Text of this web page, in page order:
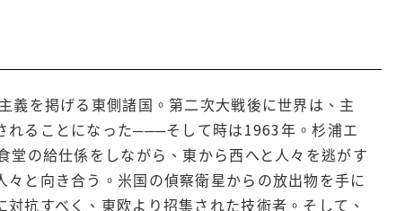
を掲げる東側諸国。第二次大戦後に世界は、主
ることになった───そして時は1963年。杉浦エ
の給仕係をしながら、東から西へと人々を逃がす
と向き合う。米国の偵察衛星からの放出物を手に
抗すべく、東欧より招集された技術者。そして、